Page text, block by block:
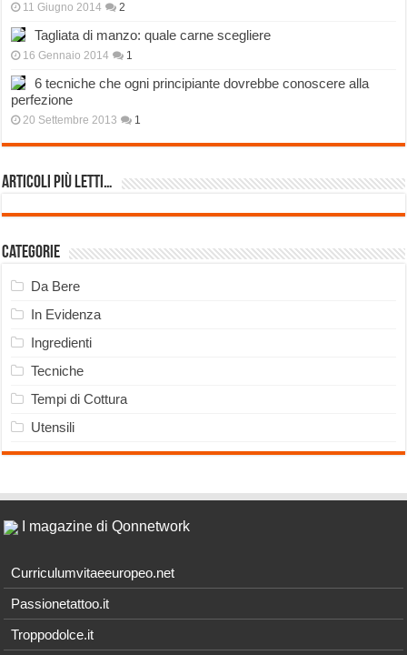
11 Giugno 2014 2
Tagliata di manzo: quale carne scegliere
16 Gennaio 2014 1
6 tecniche che ogni principiante dovrebbe conoscere alla
perfezione
20 Settembre 2013 1
Articoli più Letti…
Categorie
Da Bere
In Evidenza
Ingredienti
Tecniche
Tempi di Cottura
Utensili
I magazine di Qonnetwork
Curriculumvitaeeuropeo.net
Passionetattoo.it
Troppodolce.it